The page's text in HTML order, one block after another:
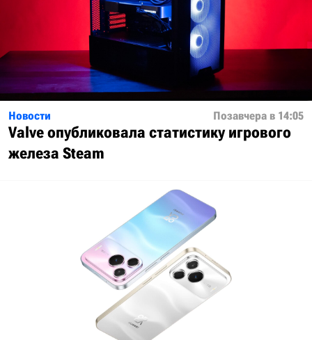
Новости Позавчера в 14:05
Valve опубликовала статистику игрового
железа Steam